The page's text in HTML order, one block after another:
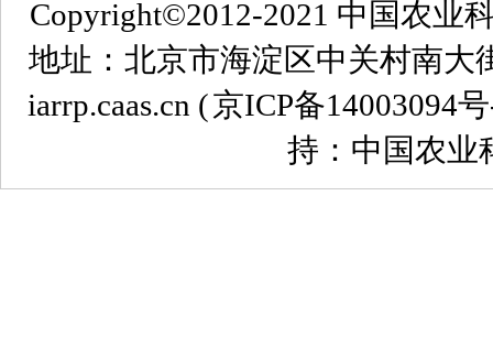
Copyright©2012-2021 中国农业
地址：北京市海淀区中关村南大
iarrp.caas.cn (京ICP备14003094
持：中国农